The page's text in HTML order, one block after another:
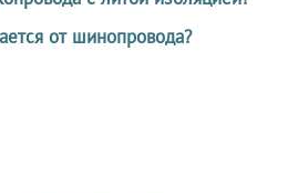
от шинопровода?